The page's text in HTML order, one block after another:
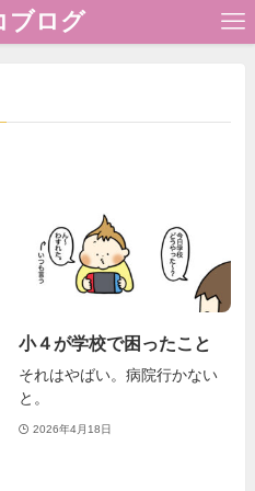
ブログ
小４が学校で困ったこと
それはやばい。病院行かない
と。
2026年4月18日